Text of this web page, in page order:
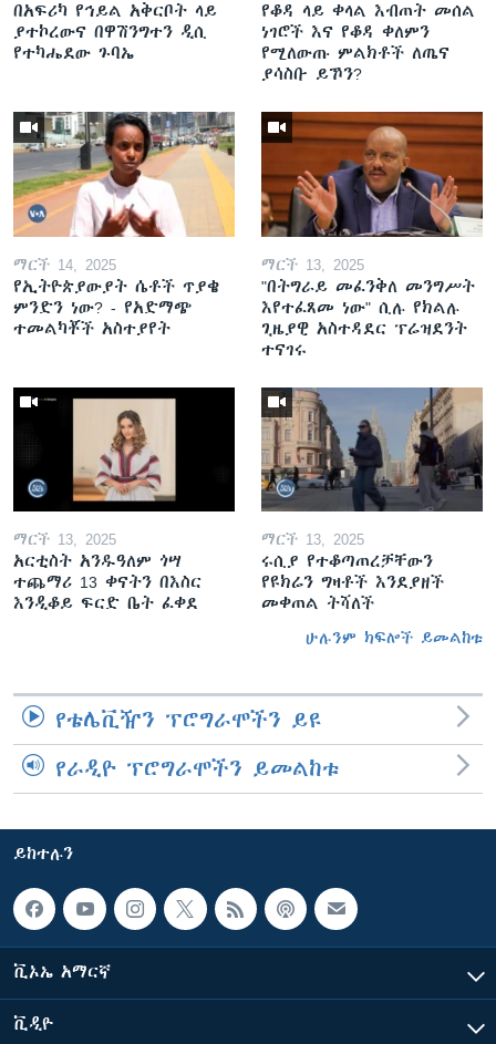
በአፍሪካ የኅይል አቅርቦት ላይ
ያተኮረውና በዋሽንግተን ዲሲ
የተካሔደው ጉባኤ
የቆዳ ላይ ቀላል እብጠት መሰል
ነገሮች እና የቆዳ ቀለምን
የሚለውጡ ምልክቶች ለጤና
ያሳስቡ ይኾን?
ማርች 14, 2025
የኢትዮጵያውያት ሴቶች ጥያቄ
ምንድን ነው? - የአድማጭ
ተመልካቾች አስተያየት
ማርች 13, 2025
"በትግራይ መፈንቅለ መንግሥት
እየተፈጸመ ነው" ሲሉ የክልሉ
ጊዜያዊ አስተዳደር ፕሬዝደንት
ተናገሩ
ማርች 13, 2025
አርቲስት አንዱዓለም ጎሣ
ተጨማሪ 13 ቀናትን በእስር
እንዲቆይ ፍርድ ቤት ፈቀደ
ማርች 13, 2025
ሩሲያ የተቆጣጠረቻቸውን
የዩክሬን ግዛቶች እንደያዘች
መቀጠል ትሻለች
ሁሉንም ክፍሎች ይመልከቱ
የቴሌቪዥን ፕሮግራሞችን ይዩ
የራዲዮ ፕሮግራሞችን ይመልከቱ
ይከተሉን
ቪኦኤ አማርኛ
ቪዲዮ